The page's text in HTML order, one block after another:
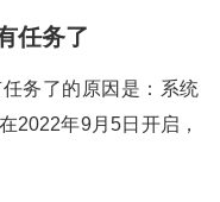
任务了
务了的原因是：系统
2022年9月5日开启，